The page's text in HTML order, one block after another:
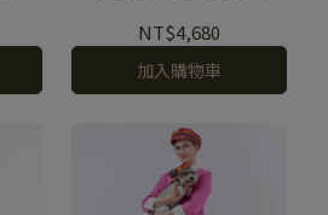
NT$4,680
加入購物車